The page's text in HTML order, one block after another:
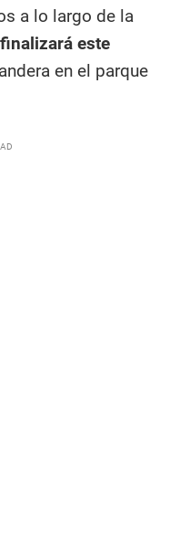
a lo largo de la
este
en el parque